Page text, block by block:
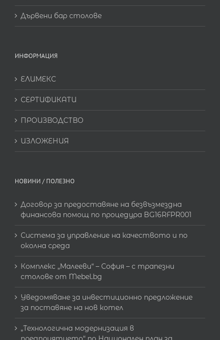
Дървени бар столове
ИНФОРМАЦИЯ
ЕЛИМЕКС
СЕРТИФИКАТИ
ПРОИЗВОДСТВО
ИЗЛОЖЕНИЯ
НОВИНИ / ПОЛЕЗНО
Договор за предоставяне на безвъзмездна
финансова помощ по процедура BG16RFPR001
Система за управление на качеството и по
околна среда
Комплекс „Малееви“ – София – с трапезни
столове от Mebel.bg
Уведомяване за инвестиционно предложение
за поставяне на нов котел
„Технологична модернизация в